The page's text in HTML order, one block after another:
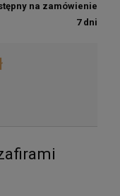
na zamówienie
7 dni